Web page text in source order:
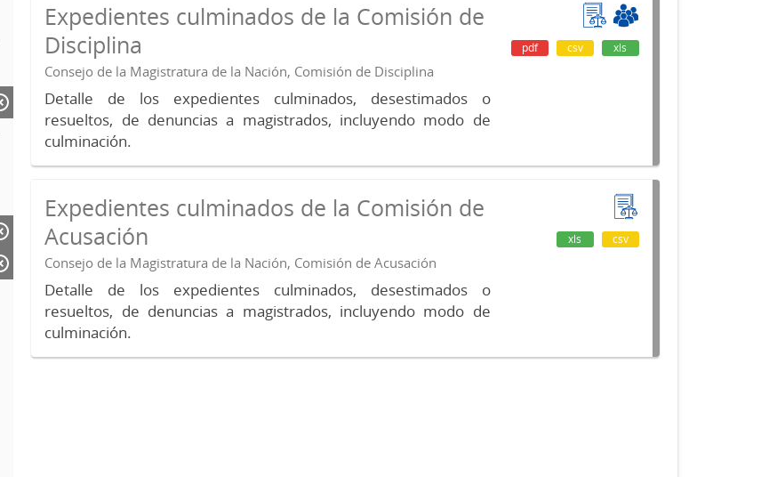
Expedientes culminados de la Comisión de
Disciplina
Consejo de la Magistratura de la Nación, Comisión de Disciplina
Detalle de los expedientes culminados, desestimados o
resueltos, de denuncias a magistrados, incluyendo modo de
culminación.
pdf csv xls
Expedientes culminados de la Comisión de
Acusación
Consejo de la Magistratura de la Nación, Comisión de Acusación
Detalle de los expedientes culminados, desestimados o
resueltos, de denuncias a magistrados, incluyendo modo de
culminación.
xls csv